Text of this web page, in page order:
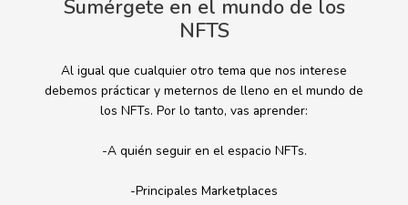
Sumérgete en el mundo de los
NFTS
Al igual que cualquier otro tema que nos interese
debemos prácticar y meternos de lleno en el mundo de
los NFTs. Por lo tanto, vas aprender:
-A quién seguir en el espacio NFTs.
-Principales Marketplaces